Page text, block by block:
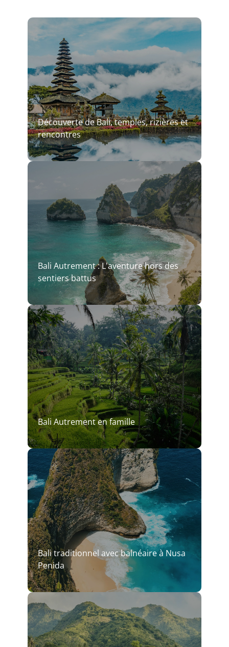
Découverte de Bali, temples, rizières et
rencontres
Bali Autrement : L'aventure hors des
sentiers battus
Bali Autrement en famille
Bali traditionnel avec balnéaire à Nusa
Penida